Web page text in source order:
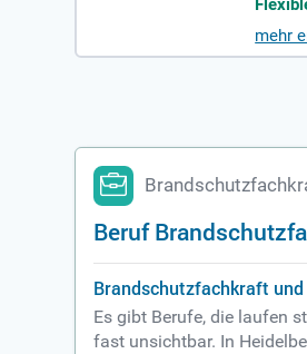
mehr
Beruf
Brandschutzfachkraft
Es gibt Berufe, die laufen
fast unsichtbar. In